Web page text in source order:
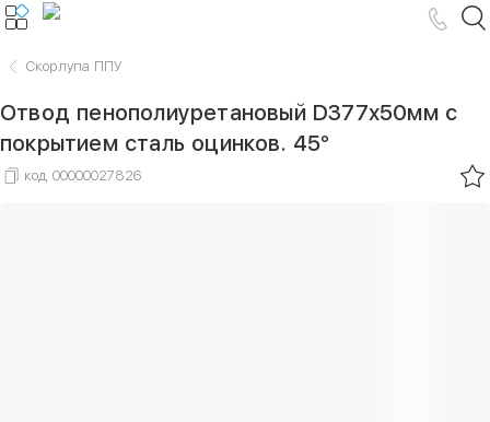
Скорлупа ППУ
Отвод пенополиуретановый D377х50мм с
покрытием сталь оцинков. 45°
код 00000027826